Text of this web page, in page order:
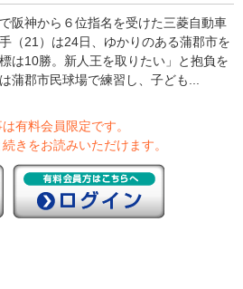
阪神から６位指名を受けた三菱自動車
（21）は24日、ゆかりのある蒲郡市を
は10勝。新人王を取りたい」と抱負を
郡市民球場で練習し、子ども...
有料会員限定です。
きをお読みいただけます。